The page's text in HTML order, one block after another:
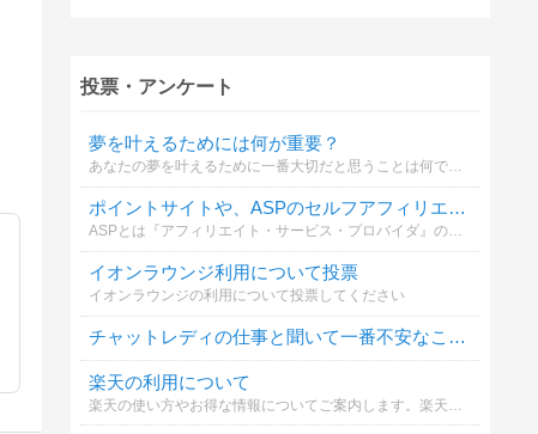
投票・アンケート
夢を叶えるためには何が重要？
あなたの夢を叶えるために一番大切だと思うことは何ですか？
ポイントサイトや、ASPのセルフアフィリエイトは利用していますか？
ASPとは『アフィリエイト・サービス・プロバイダ』のことです。バリューコマース、A8.net、リンクシェア、アクセストレード等。
イオンラウンジ利用について投票
イオンラウンジの利用について投票してください
チャットレディの仕事と聞いて一番不安なことは？
楽天の利用について